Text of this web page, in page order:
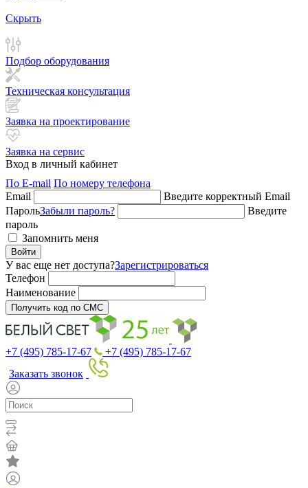
Скрыть
Подбор оборудования
Техническая консультация
Заявка на проектирование
Заявка на сервис
Вход в личный кабинет
По E-mail По номеру телефона
Email
Введите корректный Email
ПарольЗабыли пароль?
Введите
пароль
Запомнить меня
Войти
У вас еще нет доступа?Зарегистрироваться
Телефон
Наименование
Получить код по СМС
+7 (495) 785-17-67
+7 (495) 785-17-67
Заказать звонок